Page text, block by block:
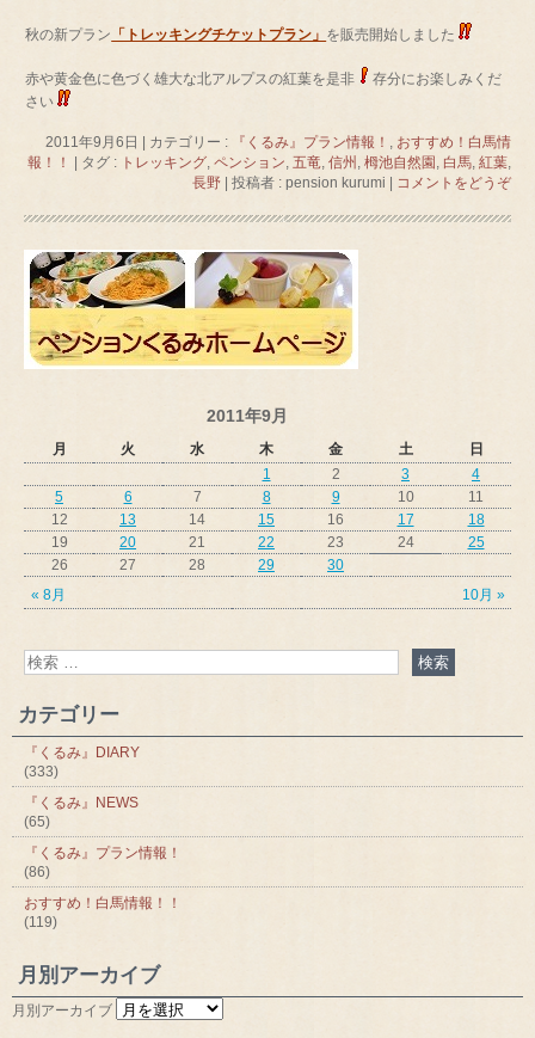
秋の新プラン 「トレッキングチケットプラン」 を販売開始しました
赤や黄金色に色づく雄大な北アルプスの紅葉を是非
存分にお楽しみくだ
さい
2011年9月6日 カテゴリー : 『くるみ』プラン情報！ , おすすめ！白馬情
報！！
タグ : トレッキング, ペンション, 五竜, 信州 , 栂池自然園 , 白馬, 紅葉,
長野
投稿者 : pension kurumi コメントをどうぞ
2011年9月
月 火 水 木 金 土 日
« 8月 10月 »
1 2 3
4
5
6 7 8 9 10
11
12
13 14 15 16 17
18
19
20 21 22 23 24
25
26
27 28 29 30
カテゴリー
『くるみ』DIARY
(333)
『くるみ』NEWS
(65)
『くるみ』プラン情報！
(86)
おすすめ！白馬情報！！
(119)
月別アーカイブ
月別アーカイブ